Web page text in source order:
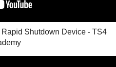
Shutdown Device - TS4